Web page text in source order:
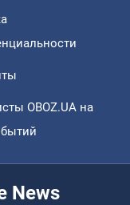
OBOZ.UA на
News